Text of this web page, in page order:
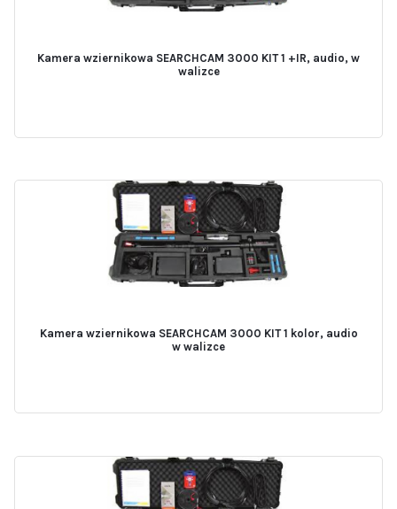
Kamera wziernikowa SEARCHCAM 3000 KIT 1 +IR, audio, w
walizce
Kamera wziernikowa SEARCHCAM 3000 KIT 1 kolor, audio
w walizce